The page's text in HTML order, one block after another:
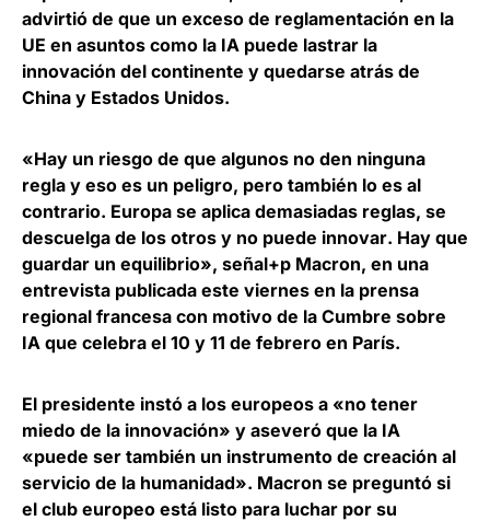
advirtió de que un exceso de reglamentación en la
UE en asuntos como la IA puede lastrar la
innovación del continente y quedarse atrás de
China y Estados Unidos.
«Hay un riesgo de que algunos no den ninguna
regla y eso es un peligro, pero también lo es al
contrario. Europa se aplica demasiadas reglas, se
descuelga de los otros y no puede innovar. Hay que
guardar un equilibrio», señal+p Macron, en una
entrevista publicada este viernes en la prensa
regional francesa con motivo de la Cumbre sobre
IA que celebra el 10 y 11 de febrero en París.
El presidente instó a los europeos a «no tener
miedo de la innovación» y aseveró que la IA
«puede ser también un instrumento de creación al
servicio de la humanidad». Macron se preguntó si
el club europeo está listo para luchar por su